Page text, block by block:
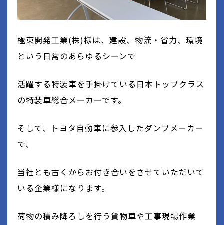
極東開発工業(株)様は、建設、物流・省力、環境
という 日常のあらゆるシーンで
活躍する特装車を手掛けている 日本トップクラス
の特装車総合メーカーです。
そして、トヨタ自動車に参入したダンプメーカー
で、
当社とも古くからお付き合いをさせていただいて
いる企業様になります。
荷物の積み降ろしを行う貨物車や工事現場作業